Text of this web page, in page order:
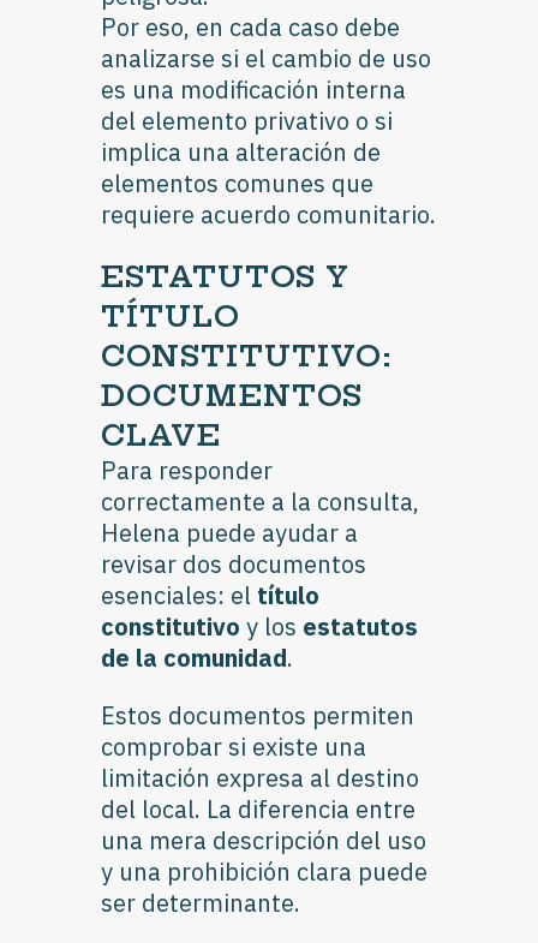
Por eso, en cada caso debe
analizarse si el cambio de uso
es una modificación interna
del elemento privativo o si
implica una alteración de
elementos comunes que
requiere acuerdo comunitario.
ESTATUTOS Y
TÍTULO
CONSTITUTIVO:
DOCUMENTOS
CLAVE
Para responder
correctamente a la consulta,
Helena puede ayudar a
revisar dos documentos
esenciales: el título
constitutivo y los estatutos
de la comunidad.
Estos documentos permiten
comprobar si existe una
limitación expresa al destino
del local. La diferencia entre
una mera descripción del uso
y una prohibición clara puede
ser determinante.